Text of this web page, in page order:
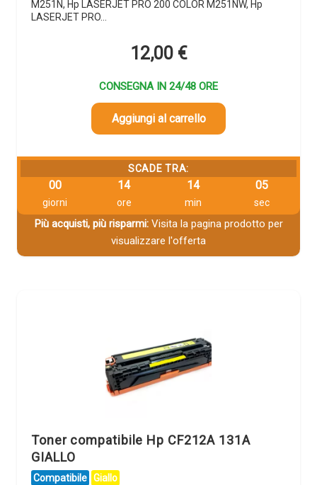
M251N, Hp LASERJET PRO 200 COLOR M251NW, Hp
LASERJET PRO…
12,00 €
CONSEGNA IN 24/48 ORE
Aggiungi al carrello
SCADE TRA:
00
giorni
14
ore
14
min
04
sec
Più acquisti, più risparmi:Visita la pagina prodotto per
visualizzare l'offerta
Toner compatibile Hp CF212A 131A
GIALLO
Compatibile Giallo